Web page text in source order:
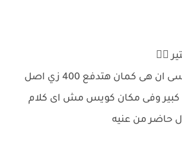
🤷‍♀️
.. طبعا لا انت ناسى ان هى كمان هتدفع 400 زي اصل
كبير وفى مكان كويس مش اى كلام
حاضر من عنيه